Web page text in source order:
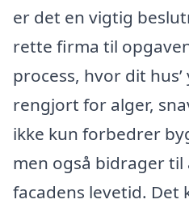
er det en vigtig
rette firma til
process, hvor dit
rengjort for alger,
ikke kun forbedrer
men også bidrager
facadens levetid.